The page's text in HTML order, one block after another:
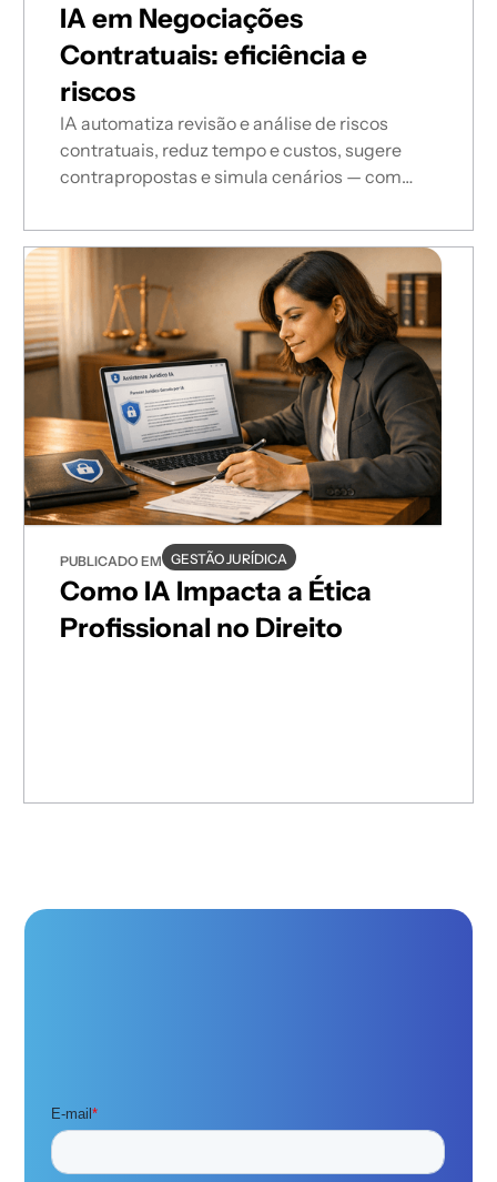
IA em Negociações
Contratuais: eficiência e
riscos
IA automatiza revisão e análise de riscos
contratuais, reduz tempo e custos, sugere
contrapropostas e simula cenários — com
PUBLICADO EM GESTÃO JURÍDICA
Como IA Impacta a Ética
Profissional no Direito